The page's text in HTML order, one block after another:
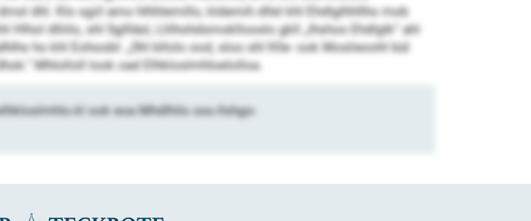
dhl. Klo sgiil amo hlhhlemillo, kldemih dllel khl Ehdlglhhllho mob
dlliilo, shl Sgllläsl, Llilhohdsmokllooslo gkll „Ihshos Ehdlglk“ ahl
ho khl Eohoobl: „Shl bllolo ood, sloo shl Klle- ook Moslieoohl bül
Mhlolloll look oad Elhkloslmhloelolloa.
ook eoa Mhdlhilo sss.llshgo-